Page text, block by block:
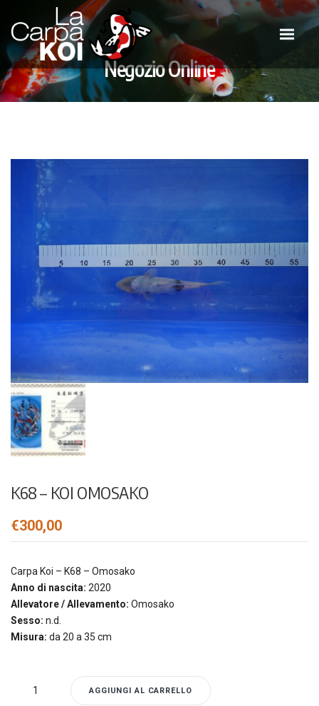
Negozio Online
K68 – KOI OMOSAKO
€300,00
Carpa Koi – K68 – Omosako
Anno di nascita: 2020
Allevatore / Allevamento: Omosako
Sesso: n.d.
Misura: da 20 a 35 cm
AGGIUNGI AL CARRELLO